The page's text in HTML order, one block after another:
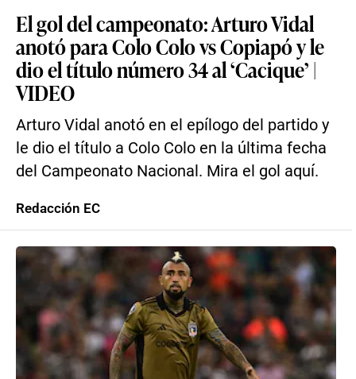
El gol del campeonato: Arturo Vidal
anotó para Colo Colo vs Copiapó y le
dio el título número 34 al ‘Cacique’ |
VIDEO
Arturo Vidal anotó en el epílogo del partido y
le dio el título a Colo Colo en la última fecha
del Campeonato Nacional. Mira el gol aquí.
Redacción EC